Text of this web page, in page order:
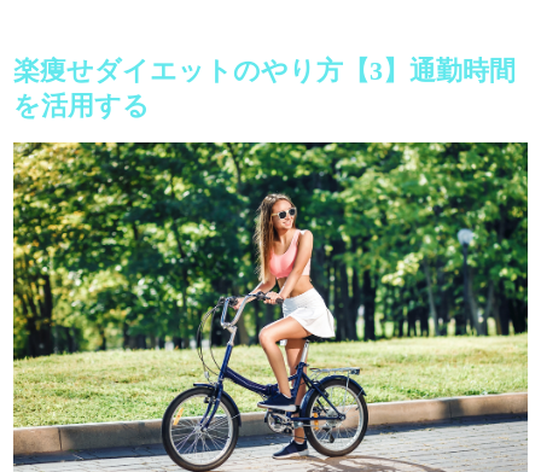
楽痩せダイエットのやり方【3】通勤時間
を活用する